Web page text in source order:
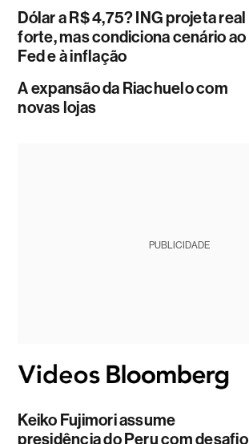
Dólar a R$ 4,75? ING projeta real
forte, mas condiciona cenário ao
Fed e à inflação
A expansão da Riachuelo com
novas lojas
PUBLICIDADE
Keiko Fujimori assume
presidência do Peru com desafio